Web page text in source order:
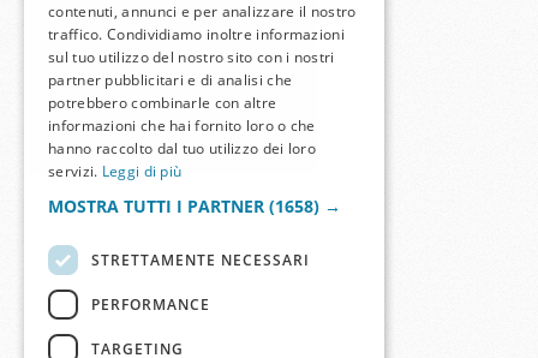
contenuti, annunci e per analizzare il nostro
traffico. Condividiamo inoltre informazioni
sul tuo utilizzo del nostro sito con i nostri
partner pubblicitari e di analisi che
potrebbero combinarle con altre
informazioni che hai fornito loro o che
hanno raccolto dal tuo utilizzo dei loro
servizi. Leggi di più
MOSTRA TUTTI I PARTNER (1658) →
STRETTAMENTE NECESSARI
PERFORMANCE
TARGETING